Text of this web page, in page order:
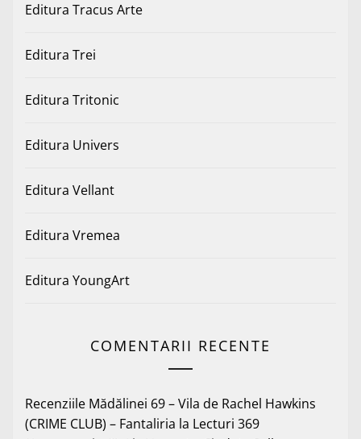
Editura Tracus Arte
Editura Trei
Editura Tritonic
Editura Univers
Editura Vellant
Editura Vremea
Editura YoungArt
COMENTARII RECENTE
Recenziile Mădălinei 69 – Vila de Rachel Hawkins
(CRIME CLUB) – Fantaliria la Lecturi 369